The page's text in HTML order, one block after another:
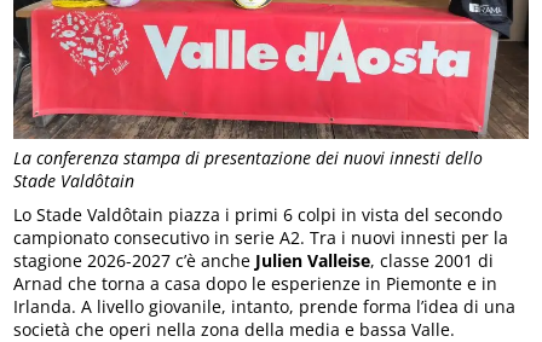
La conferenza stampa di presentazione dei nuovi innesti dello
Stade Valdôtain
Lo Stade Valdôtain piazza i primi 6 colpi in vista del secondo
campionato consecutivo in serie A2. Tra i nuovi innesti per la
stagione 2026-2027 c’è anche Julien Valleise, classe 2001 di
Arnad che torna a casa dopo le esperienze in Piemonte e in
Irlanda. A livello giovanile, intanto, prende forma l’idea di una
società che operi nella zona della media e bassa Valle.